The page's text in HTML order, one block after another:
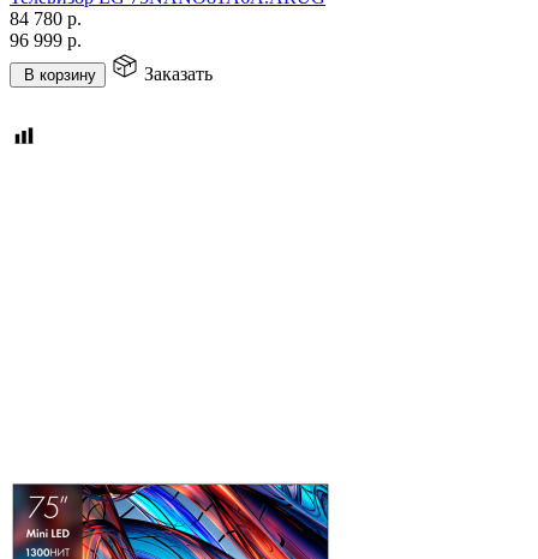
84 780 р.
96 999 р.
В корзину Заказать